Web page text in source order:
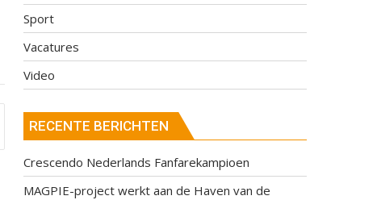
Sport
Vacatures
Video
RECENTE BERICHTEN
Crescendo Nederlands Fanfarekampioen
MAGPIE-project werkt aan de Haven van de